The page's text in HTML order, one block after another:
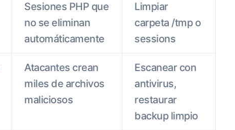
Sesiones PHP que
no se eliminan
automáticamente
Limpiar
carpeta /tmp o
sessions
Atacantes crean
miles de archivos
maliciosos
Escanear con
antivirus,
restaurar
backup limpio